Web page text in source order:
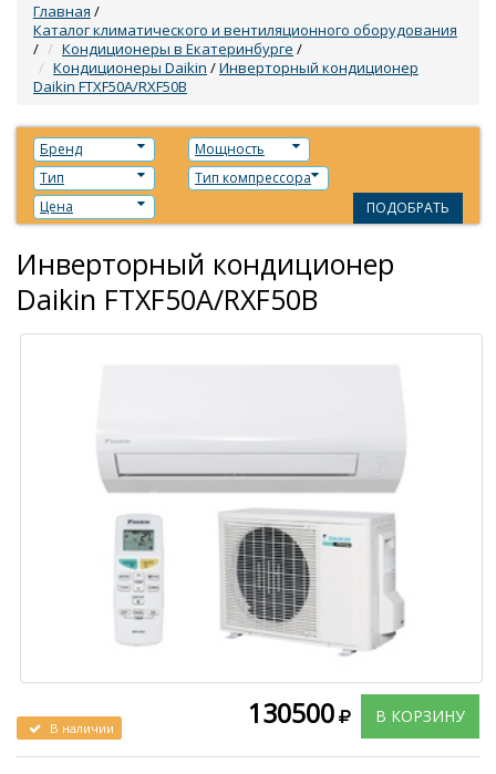
Главная /
Каталог климатического и вентиляционного оборудования
/
Кондиционеры в Екатеринбурге /
Кондиционеры Daikin /Инверторный кондиционер
Daikin FTXF50A/RXF50B
Бренд
Мощность
Тип
Тип компрессора
Цена
ПОДОБРАТЬ
Инверторный кондиционер
Daikin FTXF50A/RXF50B
В КОРЗИНУ
130500
В наличии